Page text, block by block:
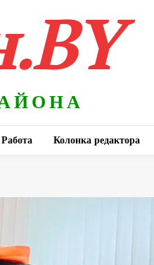
Работа Колонка редактора